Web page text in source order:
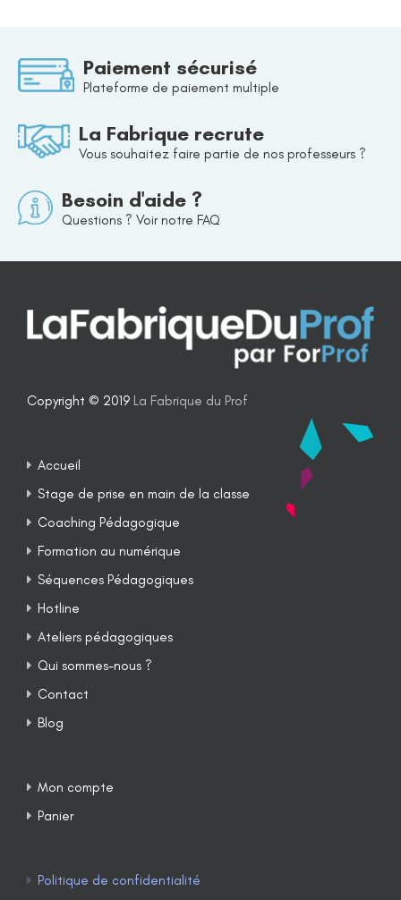
Paiement sécurisé
Plateforme de paiement multiple
La Fabrique recrute
Vous souhaitez faire partie de nos professeurs ?
Besoin d'aide ?
Questions ? Voir notre FAQ
Copyright © 2019 La Fabrique du Prof
Accueil
Stage de prise en main de la classe
Coaching Pédagogique
Formation au numérique
Séquences Pédagogiques
Hotline
Ateliers pédagogiques
Qui sommes-nous ?
Contact
Blog
Mon compte
Panier
Politique de confidentialité